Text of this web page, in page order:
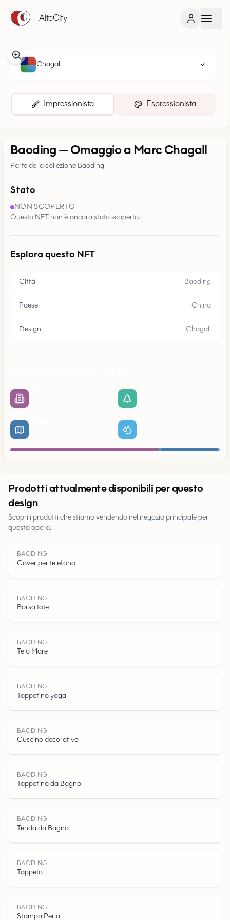
AltoCity
B
A
O
D
I
N
Chagall
Impressionista Espressionista
Baoding — Omaggio a Marc Chagall
Parte della collezione Baoding
Stato
NON SCOPERTO
Questo NFT non è ancora stato scoperto.
Esplora questo NFT
Città Baoding
Paese China
Design Chagall
Parchi
Strade
Prodotti attualmente disponibili per questo
design
Scopri i prodotti che stiamo vendendo nel negozio principale per
questa opera.
BAODING
Cover per telefono
BAODING
Borsa tote
BAODING
Telo Mare
BAODING
Tappetino yoga
BAODING
Cuscino decorativo
BAODING
Tappetino da Bagno
BAODING
Tenda da Bagno
BAODING
Tappeto
BAODING
Stampa Perla